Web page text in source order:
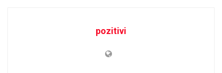
pozitivi